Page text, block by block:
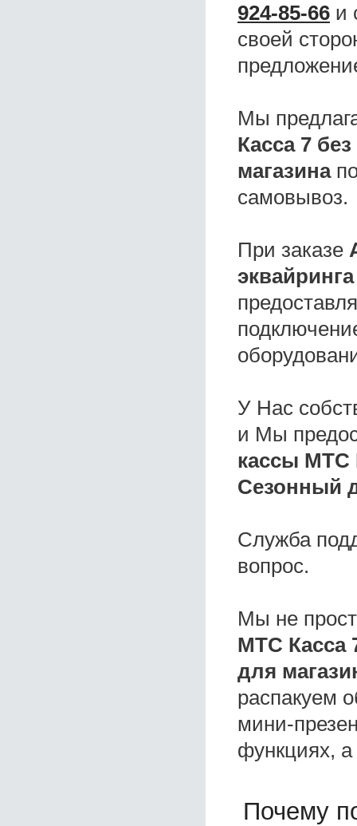
924-85-66 и
своей
Мы
Касса 7
магазина
самовывоз.
При заказе
У Нас
и Мы
кассы МТС
Сезонный
Служба
вопрос.
Мы не
МТС Касса
для
распакуем
мини-
функциях,
Почему